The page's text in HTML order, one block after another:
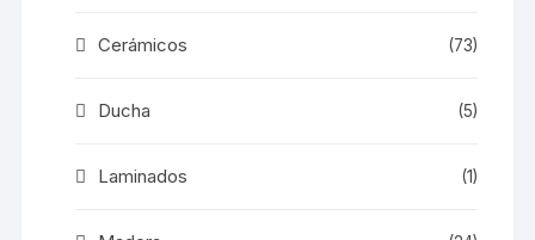
Cerámicos (73)
Ducha (5)
Laminados (1)